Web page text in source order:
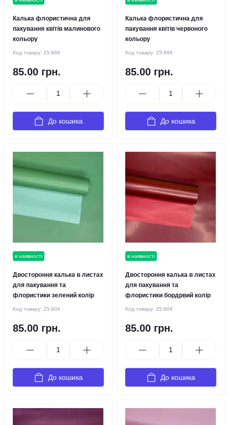
Калька флористична для
пакування квітів малинового
кольору
Код товару: 25-866
85.00 грн.
До кошика
Калька флористична для
пакування квітів червоного
кольору
Код товару: 25-866
85.00 грн.
До кошика
в наявності
Двостороння калька в листах
для пакування та
флористики зелений колір
Код товару: 25-606
85.00 грн.
До кошика
в наявності
Двостороння калька в листах
для пакування та
флористики бордрвий колір
Код товару: 25-606
85.00 грн.
До кошика